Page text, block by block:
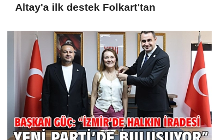
Altay'a ilk destek Folkart'tan